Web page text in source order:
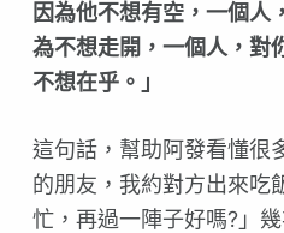
因為他不想有空，一個人
為不想走開，一個人，對
不想在乎。」
這句話，幫助阿發看懂很
的朋友，我約對方出來吃
忙，再過一陣子好嗎?」